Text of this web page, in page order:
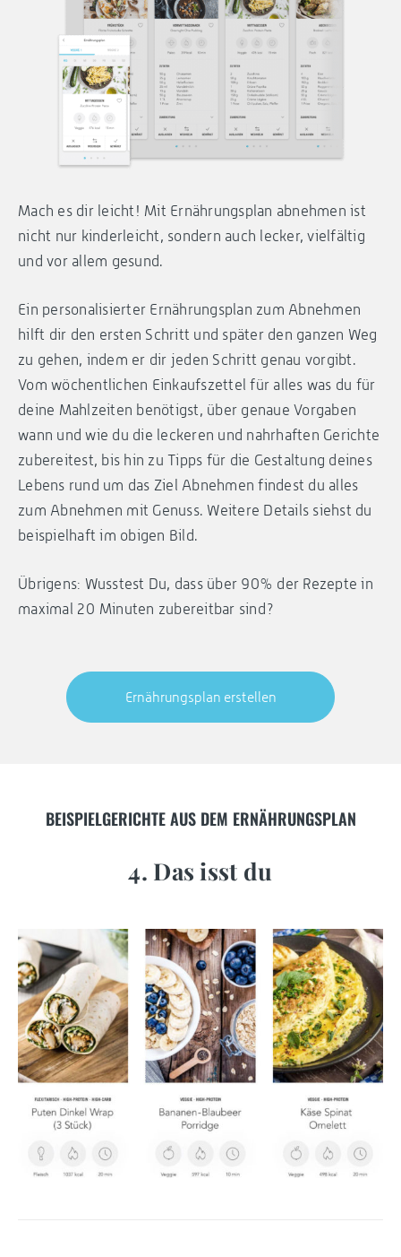
Mach es dir leicht! Mit Ernährungsplan abnehmen ist
nicht nur kinderleicht, sondern auch lecker, vielfältig
und vor allem gesund.
Ein personalisierter Ernährungsplan zum Abnehmen
hilft dir den ersten Schritt und später den ganzen Weg
zu gehen, indem er dir jeden Schritt genau vorgibt.
Vom wöchentlichen Einkaufszettel für alles was du für
deine Mahlzeiten benötigst, über genaue Vorgaben
wann und wie du die leckeren und nahrhaften Gerichte
zubereitest, bis hin zu Tipps für die Gestaltung deines
Lebens rund um das Ziel Abnehmen findest du alles
zum Abnehmen mit Genuss. Weitere Details siehst du
beispielhaft im obigen Bild.
Übrigens: Wusstest Du, dass über 90% der Rezepte in
maximal 20 Minuten zubereitbar sind?
Ernährungsplan erstellen
BEISPIELGERICHTE AUS DEM ERNÄHRUNGSPLAN
4. Das isst du